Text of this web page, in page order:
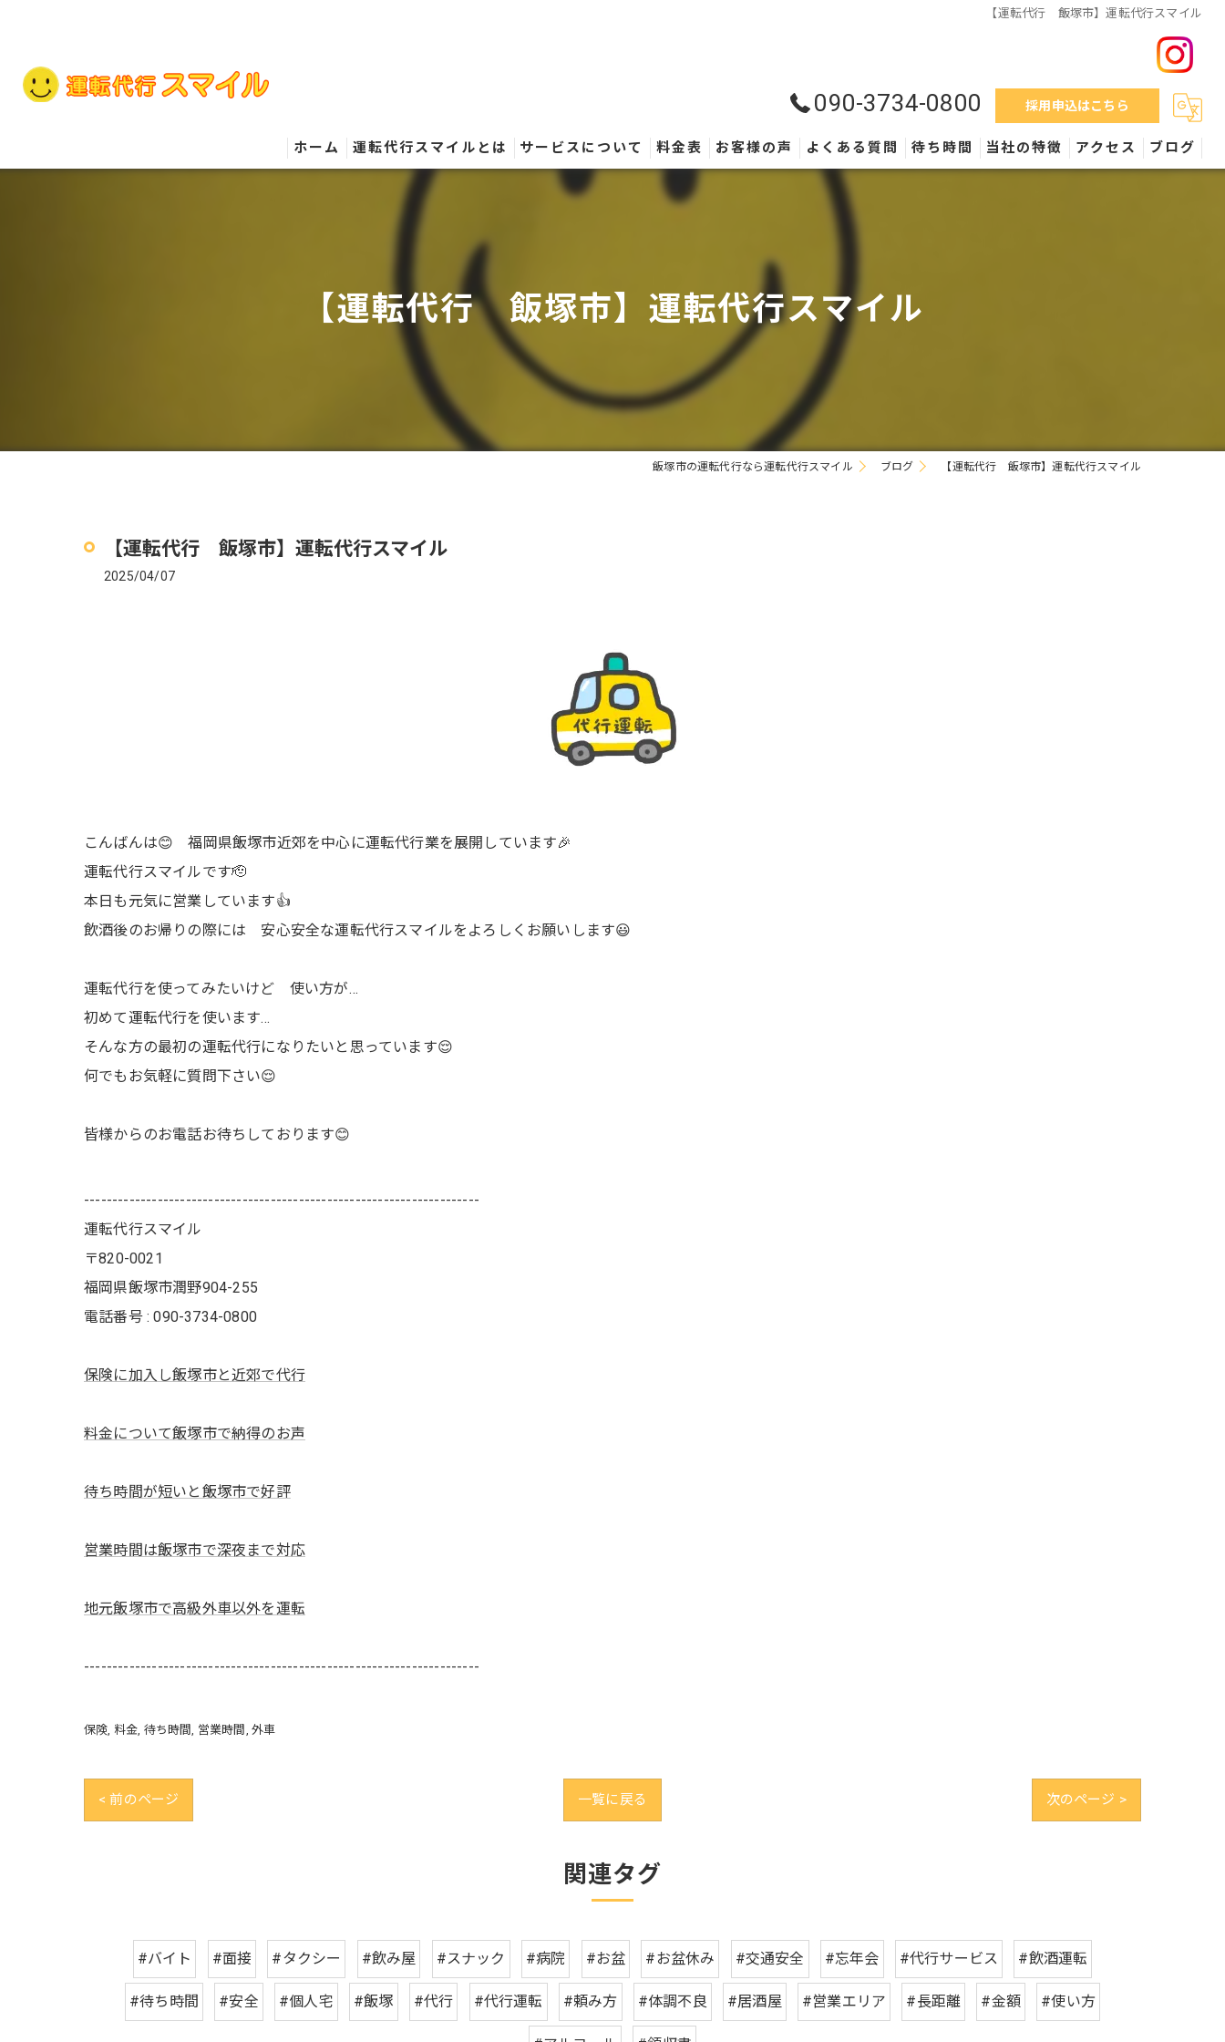
【運転代行 飯塚市】運転代行スマイル
090-3734-0800 採用申込はこちら
ホーム 運転代行スマイルとは サービスについて 料金表 お客様の声 よくある質問 待ち時間 当社の特徴 アクセス ブログ
【運転代行 飯塚市】運転代行スマイル
飯塚市の運転代行なら運転代行スマイル ブログ 【運転代行 飯塚市】運転代行スマイル
【運転代行 飯塚市】運転代行スマイル
2025/04/07
こんばんは😊 福岡県飯塚市近郊を中心に運転代行業を展開しています🎉
運転代行スマイルです🫡
本日も元気に営業しています👍
飲酒後のお帰りの際には 安心安全な運転代行スマイルをよろしくお願いします😃
運転代行を使ってみたいけど 使い方が…
初めて運転代行を使います…
そんな方の最初の運転代行になりたいと思っています😌
何でもお気軽に質問下さい😌
皆様からのお電話お待ちしております😊
----------------------------------------------------------------------
運転代行スマイル
〒820-0021
福岡県飯塚市潤野904-255
電話番号 : 090-3734-0800
保険に加入し飯塚市と近郊で代行
料金について飯塚市で納得のお声
待ち時間が短いと飯塚市で好評
営業時間は飯塚市で深夜まで対応
地元飯塚市で高級外車以外を運転
----------------------------------------------------------------------
保険 料金 待ち時間 営業時間 外車
< 前のページ 一覧に戻る 次のページ >
関連タグ
#バイト #面接 #タクシー #飲み屋 #スナック #病院 #お盆 #お盆休み #交通安全 #忘年会 #代行サービス #飲酒運転
#待ち時間 #安全 #個人宅 #飯塚 #代行 #代行運転 #頼み方 #体調不良 #居酒屋 #営業エリア #長距離 #金額 #使い方